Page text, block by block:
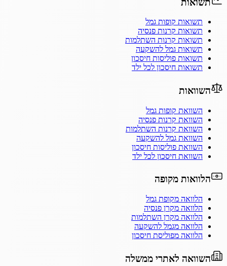
תשואות קופות גמל
תשואות קרנות פנסיה
תשואות קרנות השתלמות
תשואות גמל להשקעה
תשואות פוליסות חיסכון
תשואות חיסכון לכל ילד
השוואות
השוואת קופות גמל
השוואת קרנות פנסיה
השוואת קרנות השתלמות
השוואת גמל להשקעה
השוואת פוליסות חיסכון
השוואת חיסכון לכל ילד
הלוואות מקופה
הלוואה מקופת גמל
הלוואה מקרן פנסיה
הלוואה מקרן השתלמות
הלוואה מגמל להשקעה
הלוואה מפוליסת חיסכון
השוואה לאתרי ממשלה